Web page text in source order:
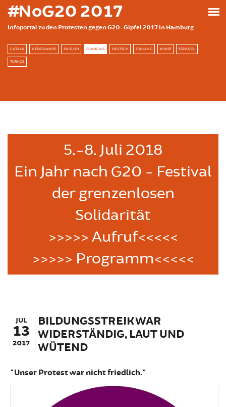
Skip to main content
#NoG20 2017
Infoportal zu den Protesten gegen G20-Gipfel 2017 in Hamburg
CATALÀ NEDERLANDS ENGLISH FRANÇAIS DEUTSCH ITALIANO KURDÎ ESPAÑOL
TÜRKÇE
5.-8. Juli 2018
Ein Jahr nach G20 - Festival
der grenzenlosen
Solidarität
>>>>> Aufruf<<<<<
>>>>> Programm<<<<<
JUL
13
2017
BILDUNGSSTREIK WAR
WIDERSTÄNDIG, LAUT UND
WÜTEND
"Unser Protest war nicht friedlich."